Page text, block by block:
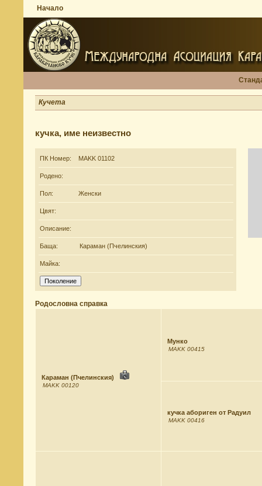
Начало
Кучета
кучка, име неизвестно
ПК Номер: MAKK 01102
Родено:
Пол: Женски
Цвят:
Описание:
Баща: Караман (Пчелинския)
Майка:
Родословна справка
Караман (Пчелинския)
MAKK 00120
Мунко
MAKK 00415
кучка абориген от Радуил
MAKK 00416